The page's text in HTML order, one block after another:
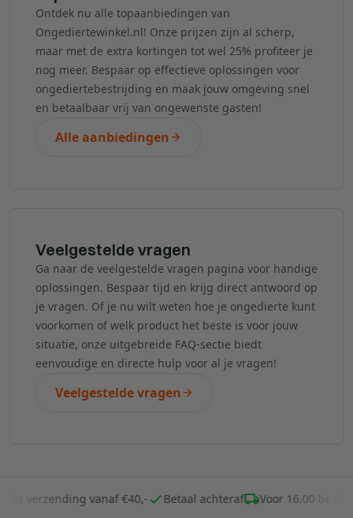
Ontdek nu alle topaanbiedingen van
Ongediertewinkel.nl! Onze prijzen zijn al scherp,
maar met de extra kortingen tot wel 25% profiteer je
nog meer. Bespaar op effectieve oplossingen voor
ongediertebestrijding en maak jouw omgeving snel
en betaalbaar vrij van ongewenste gasten!
Alle aanbiedingen
Veelgestelde vragen
Ga naar de veelgestelde vragen pagina voor handige
oplossingen. Bespaar tijd en krijg direct antwoord op
je vragen. Of je nu wilt weten hoe je ongedierte kunt
voorkomen of welk product het beste is voor jouw
situatie, onze uitgebreide FAQ-sectie biedt
eenvoudige en directe hulp voor al je vragen!
Veelgestelde vragen
verzending vanaf €40,- Betaal achteraf Voor 16.00